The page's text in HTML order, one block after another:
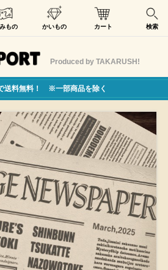
もの かいもの カート 検索
Produced by TAKARUSH!
送料無料！ ※一部商品を除く